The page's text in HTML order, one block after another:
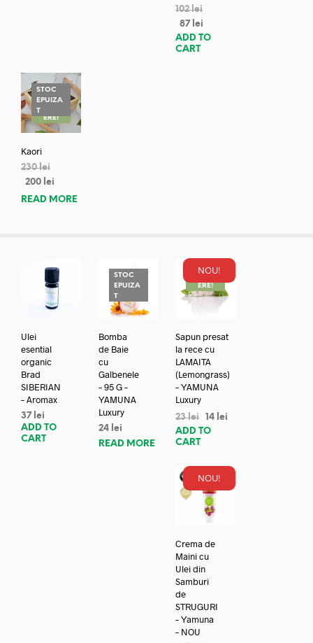
102lei
87 lei
ADD TO
CART
STOC
EPUIZA
TREDUC
ERE!
Kaori
230lei
200 lei
READ MORE
Ulei
esential
organic
Brad
SIBERIAN
– Aromax
37 lei
ADD TO
CART
STOC
EPUIZA
T
Bomba
de Baie
cu
Galbenele
– 95 G –
YAMUNA
Luxury
24 lei
READ MORE
NOU!
REDUC
ERE!
Sapun presat
la rece cu
LAMAITA
(Lemongrass)
– YAMUNA
Luxury
23lei 14 lei
ADD TO
CART
NOU!
Crema de
Maini cu
Ulei din
Samburi
de
STRUGURI
– Yamuna
– NOU